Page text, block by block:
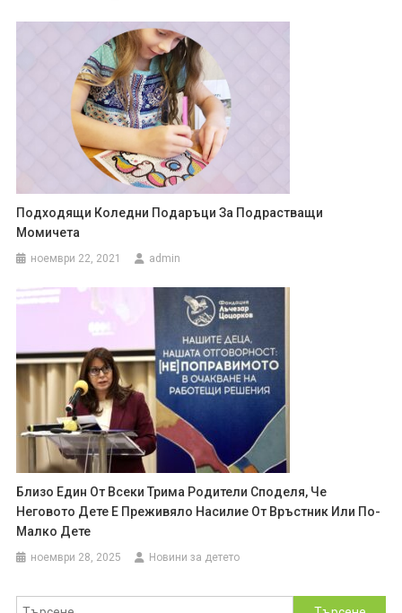
Подходящи Коледни Подаръци За Подрастващи
Момичета
ноември 22, 2021 admin
Близо Един От Всеки Трима Родители Споделя, Че
Неговото Дете Е Преживяло Насилие От Връстник Или По-
Малко Дете
ноември 28, 2025 Новини за детето
Търсене